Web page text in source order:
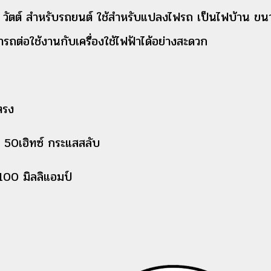
ต์ สำหรับรถยนต์ ใช้สำหรับแปลงไฟรถ เป็นไฟบ้าน ข
ต่อใช้งานกับเครื่องใช้ไฟฟ้าได้อย่างสะดวก
ง
เฮิทซ์ กระแสสลับ
มิลลิแอมป์